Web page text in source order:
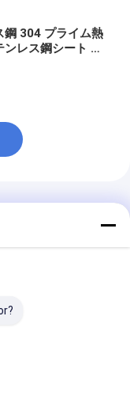
鋼 304 プライム熱
ンレス鋼シート プ